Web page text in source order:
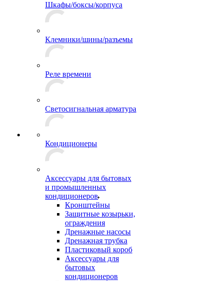
Шкафы/боксы/корпуса
Клемники/шины/разъемы
Реле времени
Светосигнальная арматура
Кондиционеры
Аксессуары для бытовых
и промышленных
кондиционеров
Кронштейны
Защитные козырьки,
ограждения
Дренажные насосы
Дренажная трубка
Пластиковый короб
Аксессуары для
бытовых
кондиционеров